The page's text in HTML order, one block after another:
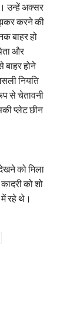
उन्हें अक्सर
करने की
बाहर हो
और
होने
नियति
से चेतावनी
प्लेट छीन
को मिला
को शो
रहे थे।